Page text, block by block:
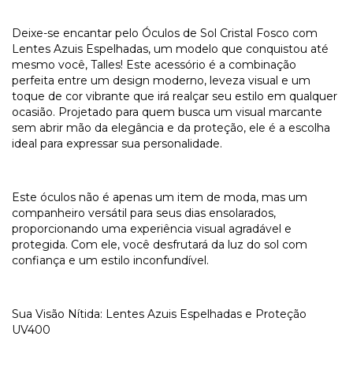
Deixe-se encantar pelo Óculos de Sol Cristal Fosco com
Lentes Azuis Espelhadas, um modelo que conquistou até
mesmo você, Talles! Este acessório é a combinação
perfeita entre um design moderno, leveza visual e um
toque de cor vibrante que irá realçar seu estilo em qualquer
ocasião. Projetado para quem busca um visual marcante
sem abrir mão da elegância e da proteção, ele é a escolha
ideal para expressar sua personalidade.
Este óculos não é apenas um item de moda, mas um
companheiro versátil para seus dias ensolarados,
proporcionando uma experiência visual agradável e
protegida. Com ele, você desfrutará da luz do sol com
confiança e um estilo inconfundível.
Sua Visão Nítida: Lentes Azuis Espelhadas e Proteção
UV400